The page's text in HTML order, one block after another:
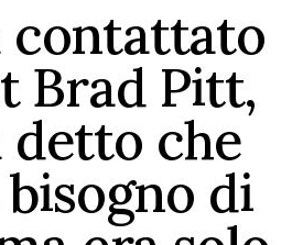
contattato
Brad Pitt,
detto che
di